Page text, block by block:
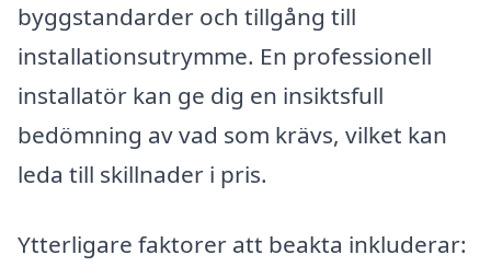
byggstandarder och tillgång till
installationsutrymme. En professionell
installatör kan ge dig en insiktsfull
bedömning av vad som krävs, vilket kan
leda till skillnader i pris.
Ytterligare faktorer att beakta inkluderar: